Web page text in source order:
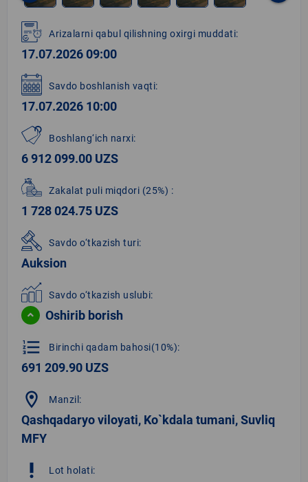
1
of
6
Arizalarni qabul qilishning oxirgi muddati:
17.07.2026 09:00
Savdo boshlanish vaqti:
17.07.2026 10:00
Boshlang‘ich narxi:
6 912 099.00 UZS
Zakalat puli miqdori (25%) :
1 728 024.75 UZS
Savdo o‘tkazish turi:
Auksion
Savdo o‘tkazish uslubi:
Oshirib borish
format_list_numbered Birinchi qadam bahosi(10%):
691 209.90 UZS
location_on Manzil:
Qashqadaryo viloyati, Ko`kdala tumani, Suvliq
MFY
priority_high Lot holati: